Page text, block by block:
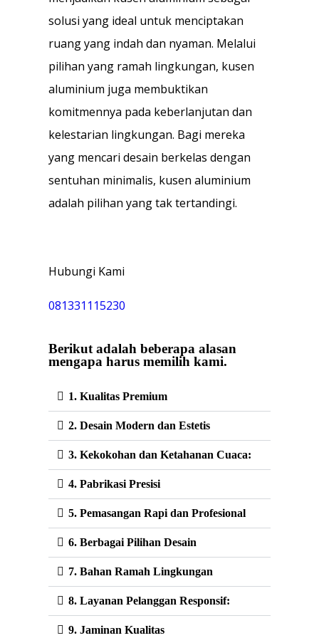
solusi yang ideal untuk menciptakan
ruang yang indah dan nyaman. Melalui
pilihan yang ramah lingkungan, kusen
aluminium juga membuktikan
komitmennya pada keberlanjutan dan
kelestarian lingkungan. Bagi mereka
yang mencari desain berkelas dengan
sentuhan minimalis, kusen aluminium
adalah pilihan yang tak tertandingi.
Hubungi Kami
081331115230
Berikut adalah beberapa alasan
mengapa harus memilih kami.
1. Kualitas Premium
2. Desain Modern dan Estetis
3. Kekokohan dan Ketahanan Cuaca:
4. Pabrikasi Presisi
5. Pemasangan Rapi dan Profesional
6. Berbagai Pilihan Desain
7. Bahan Ramah Lingkungan
8. Layanan Pelanggan Responsif:
9. Jaminan Kualitas